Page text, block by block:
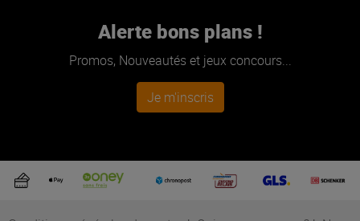
Alerte bons plans !
Promos, Nouveautés et jeux concours...
Je m'inscris